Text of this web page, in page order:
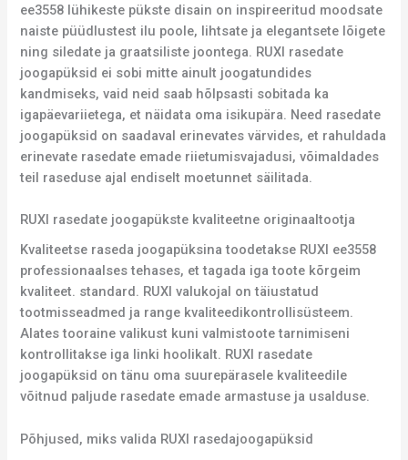
ee3558 lühikeste pükste disain on inspireeritud moodsate
naiste püüdlustest ilu poole, lihtsate ja elegantsete lõigete
ning siledate ja graatsiliste joontega. RUXI rasedate
joogapüksid ei sobi mitte ainult joogatundides
kandmiseks, vaid neid saab hõlpsasti sobitada ka
igapäevariietega, et näidata oma isikupära. Need rasedate
joogapüksid on saadaval erinevates värvides, et rahuldada
erinevate rasedate emade riietumisvajadusi, võimaldades
teil raseduse ajal endiselt moetunnet säilitada.
RUXI rasedate joogapükste kvaliteetne originaaltootja
Kvaliteetse raseda joogapüksina toodetakse RUXI ee3558
professionaalses tehases, et tagada iga toote kõrgeim
kvaliteet. standard. RUXI valukojal on täiustatud
tootmisseadmed ja range kvaliteedikontrollisüsteem.
Alates tooraine valikust kuni valmistoote tarnimiseni
kontrollitakse iga linki hoolikalt. RUXI rasedate
joogapüksid on tänu oma suurepärasele kvaliteedile
võitnud paljude rasedate emade armastuse ja usalduse.
Põhjused, miks valida RUXI rasedajoogapüksid